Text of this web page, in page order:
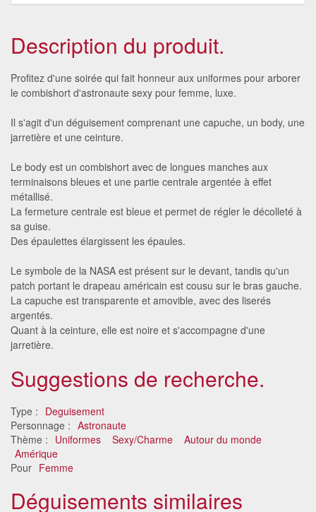
Description du produit.
Profitez d'une soirée qui fait honneur aux uniformes pour arborer
le combishort d'astronaute sexy pour femme, luxe.
Il s'agit d'un déguisement comprenant une capuche, un body, une
jarretière et une ceinture.
Le body est un combishort avec de longues manches aux
terminaisons bleues et une partie centrale argentée à effet
métallisé.
La fermeture centrale est bleue et permet de régler le décolleté à
sa guise.
Des épaulettes élargissent les épaules.
Le symbole de la NASA est présent sur le devant, tandis qu'un
patch portant le drapeau américain est cousu sur le bras gauche.
La capuche est transparente et amovible, avec des liserés
argentés.
Quant à la ceinture, elle est noire et s'accompagne d'une
jarretière.
Suggestions de recherche.
Type : Deguisement
Personnage : Astronaute
Thème : Uniformes Sexy/Charme
Autour du monde
Amérique
Pour Femme
Déguisements similaires